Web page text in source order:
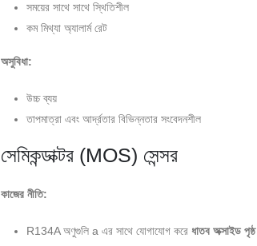
সময়ের সাথে সাথে স্থিতিশীল
কম মিথ্যা অ্যালার্ম রেট
অসুবিধা:
উচ্চ ব্যয়
তাপমাত্রা এবং আর্দ্রতার বিভিন্নতার সংবেদনশীল
সেমিকন্ডাক্টর (MOS) সেন্সর
কাজের নীতি:
R134A অণুগুলি a এর সাথে যোগাযোগ করে ধাতব অক্সাইড পৃষ্ঠ